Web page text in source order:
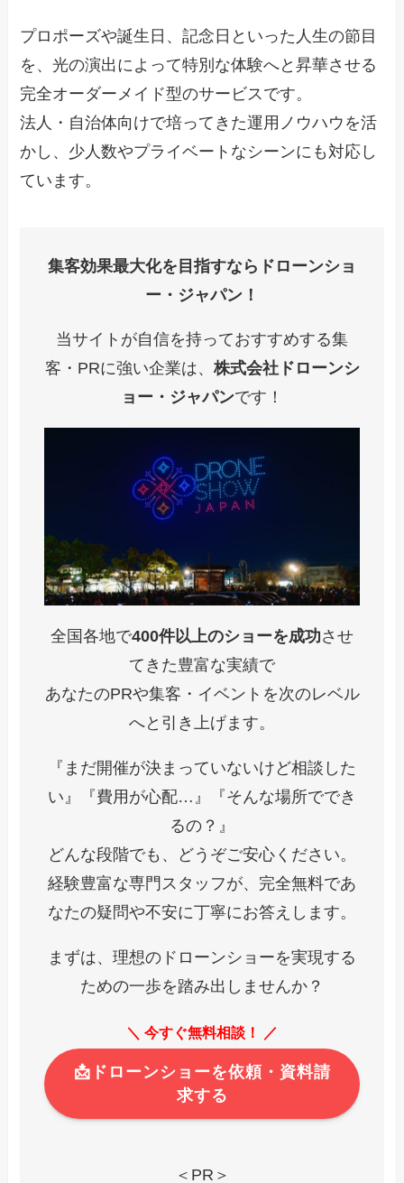
プロポーズや誕生日、記念日といった人生の節目
を、光の演出によって特別な体験へと昇華させる
完全オーダーメイド型のサービスです。
法人・自治体向けで培ってきた運用ノウハウを活
かし、少人数やプライベートなシーンにも対応し
ています。
集客効果最大化を目指すならドローンショ
ー・ジャパン！
当サイトが自信を持っておすすめする集
客・PRに強い企業は、 株式会社ドローンシ
ョー・ジャパンです！
全国各地で400件以上のショーを成功させ
てきた豊富な実績で
あなたのPRや集客・イベントを次のレベル
へと引き上げます。
『まだ開催が決まっていないけど相談した
い』『費用が心配…』『そんな場所ででき
るの？』
どんな段階でも、どうぞご安心ください。
経験豊富な専門スタッフが、完全無料であ
なたの疑問や不安に丁寧にお答えします。
まずは、理想のドローンショーを実現する
ための一歩を踏み出しませんか？
＼ 今すぐ無料相談！ ／
📩ドローンショーを依頼・資料請
求する
＜PR＞